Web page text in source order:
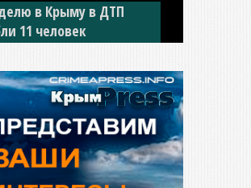
водитель ВАЗа
детей на «зебре»